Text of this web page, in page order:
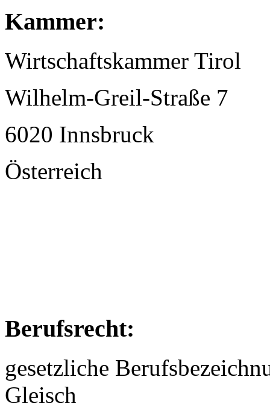
Kammer:
Wirtschaftskammer Tirol
Wilhelm-Greil-Straße 7
6020 Innsbruck
Österreich
Berufsrecht:
gesetzliche
Gleisch